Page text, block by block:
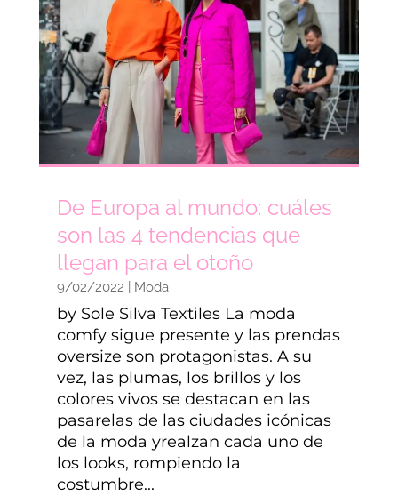
De Europa al mundo: cuáles
son las 4 tendencias que
llegan para el otoño
9/02/2022 Moda
by Sole Silva Textiles La moda
comfy sigue presente y las prendas
oversize son protagonistas. A su
vez, las plumas, los brillos y los
colores vivos se destacan en las
pasarelas de las ciudades icónicas
de la moda yrealzan cada uno de
los looks, rompiendo la
costumbre...